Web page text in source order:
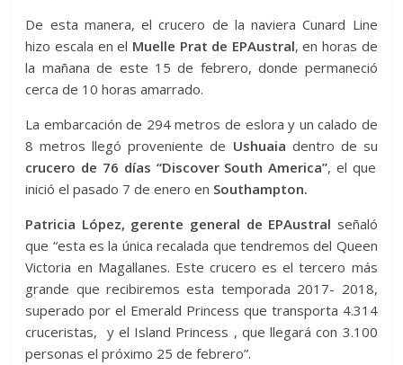
De esta manera, el crucero de la naviera Cunard Line
hizo escala en el Muelle Prat de EPAustral, en horas de
la mañana de este 15 de febrero, donde permaneció
cerca de 10 horas amarrado.
La embarcación de 294 metros de eslora y un calado de
8 metros llegó proveniente de Ushuaia dentro de su
crucero de 76 días “Discover South America”, el que
inició el pasado 7 de enero en Southampton.
Patricia López, gerente general de EPAustral señaló
que “esta es la única recalada que tendremos del Queen
Victoria en Magallanes. Este crucero es el tercero más
grande que recibiremos esta temporada 2017- 2018,
superado por el Emerald Princess que transporta 4.314
cruceristas, y el Island Princess , que llegará con 3.100
personas el próximo 25 de febrero”.